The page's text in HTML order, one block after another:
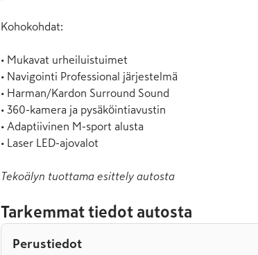
Kohokohdat:
• Mukavat urheiluistuimet
• Navigointi Professional järjestelmä
• Harman/Kardon Surround Sound
• 360-kamera ja pysäköintiavustin
• Adaptiivinen M-sport alusta
• Laser LED-ajovalot
Tekoälyn tuottama esittely autosta
Tarkemmat tiedot autosta
Perustiedot